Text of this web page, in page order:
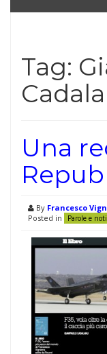
Tag:
Una
By Francesco
Posted in
Parole e